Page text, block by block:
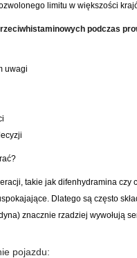
limitu w większości
podczas
uwagi
takie jak difenhydramina czy
Dlatego są często
znacznie rzadziej wywołują
pojazdu: